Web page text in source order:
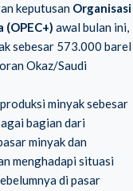
keputusan Organisasi
awal bulan ini,
sebesar 573.000 barel
Okaz/Saudi
minyak sebesar
bagian dari
minyak dan
menghadapi situasi
di pasar